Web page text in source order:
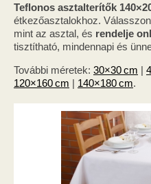
Teflonos asztalterítők
étkezőasztalokhoz.
mint az asztal, és rendelje
tisztítható, mindennapi és
További méretek: 30×30 cm |
120×160 cm | 140×180 cm.